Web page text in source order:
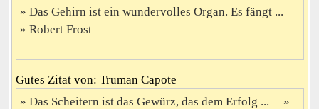
Das Gehirn ist ein wundervolles Organ. Es fängt ...
Robert Frost
Gutes Zitat von: Truman Capote
Das Scheitern ist das Gewürz, das dem Erfolg ...